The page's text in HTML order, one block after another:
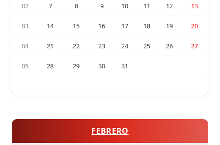
02 7 8 9 10 11 12 13
03 14 15 16 17 18 19 20
04 21 22 23 24 25 26 27
05 28 29 30 31
FEBRERO